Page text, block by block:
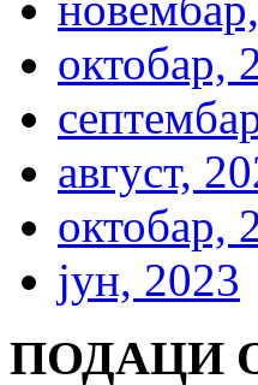
октобар,
август,
октобар,
јун, 2023
ПОДАЦИ